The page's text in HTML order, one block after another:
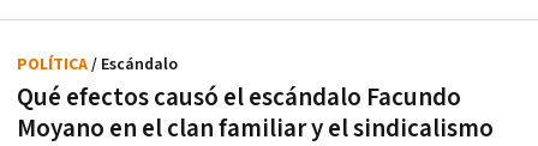
Qué efectos causó el escándalo Facundo
Moyano en el clan familiar y el sindicalismo
POLÍTICA/ Escándalo